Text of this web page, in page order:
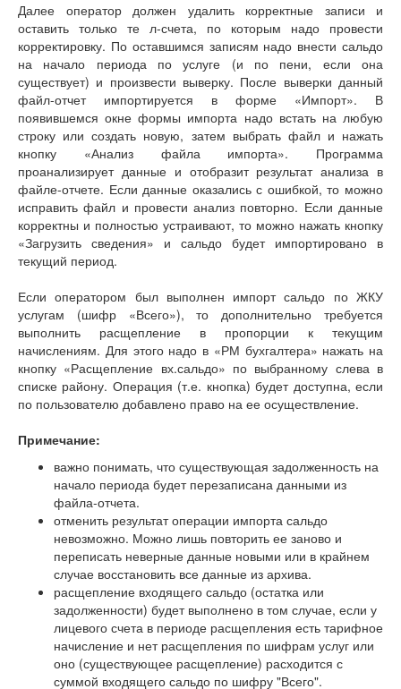
Далее оператор должен удалить корректные записи и
оставить только те л-счета, по которым надо провести
корректировку. По оставшимся записям надо внести сальдо
на начало периода по услуге (и по пени, если она
существует) и произвести выверку. После выверки данный
файл-отчет импортируется в форме «Импорт». В
появившемся окне формы импорта надо встать на любую
строку или создать новую, затем выбрать файл и нажать
кнопку «Анализ файла импорта». Программа
проанализирует данные и отобразит результат анализа в
файле-отчете. Если данные оказались с ошибкой, то можно
исправить файл и провести анализ повторно. Если данные
корректны и полностью устраивают, то можно нажать кнопку
«Загрузить сведения» и сальдо будет импортировано в
текущий период.
Если оператором был выполнен импорт сальдо по ЖКУ
услугам (шифр «Всего»), то дополнительно требуется
выполнить расщепление в пропорции к текущим
начислениям. Для этого надо в «РМ бухгалтера» нажать на
кнопку «Расщепление вх.сальдо» по выбранному слева в
списке району. Операция (т.е. кнопка) будет доступна, если
по пользователю добавлено право на ее осуществление.
Примечание:
важно понимать, что существующая задолженность на
начало периода будет перезаписана данными из
файла-отчета.
отменить результат операции импорта сальдо
невозможно. Можно лишь повторить ее заново и
переписать неверные данные новыми или в крайнем
случае восстановить все данные из архива.
расщепление входящего сальдо (остатка или
задолженности) будет выполнено в том случае, если у
лицевого счета в периоде расщепления есть тарифное
начисление и нет расщепления по шифрам услуг или
оно (существующее расщепление) расходится с
суммой входящего сальдо по шифру "Всего".